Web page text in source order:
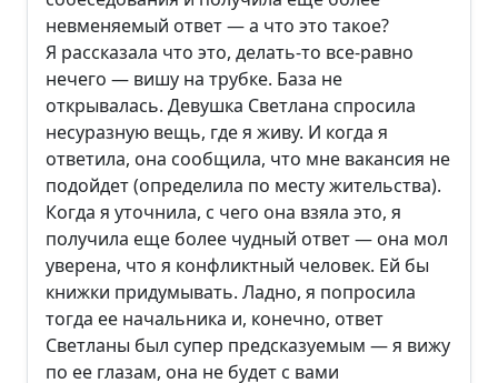
невменяемый ответ — а что это такое?
Я рассказала что это, делать-то все-равно
нечего — вишу на трубке. База не
открывалась. Девушка Светлана спросила
несуразную вещь, где я живу. И когда я
ответила, она сообщила, что мне вакансия не
подойдет (определила по месту жительства).
Когда я уточнила, с чего она взяла это, я
получила еще более чудный ответ — она мол
уверена, что я конфликтный человек. Ей бы
книжки придумывать. Ладно, я попросила
тогда ее начальника и, конечно, ответ
Светланы был супер предсказуемым — я вижу
по ее глазам, она не будет с вами